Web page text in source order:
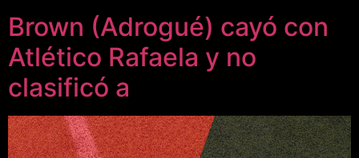
Brown (Adrogué) cayó con
Atlético Rafaela y no
clasificó a